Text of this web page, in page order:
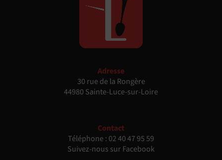
customiser le menu et de s'adapter à nos souhaits et à
certains besoins spécifiques de nos invités.
Adresse
30 rue de la Rongère
44980 Sainte-Luce-sur-Loire
Contact
Téléphone : 02 40 47 95 59
Suivez-nous sur Facebook